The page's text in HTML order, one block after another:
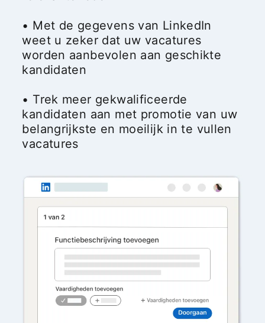
• Met de gegevens van LinkedIn
weet u zeker dat uw vacatures
worden aanbevolen aan geschikte
kandidaten
• Trek meer gekwalificeerde
kandidaten aan met promotie van uw
belangrijkste en moeilijk in te vullen
vacatures